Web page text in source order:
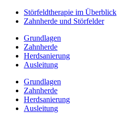
Störfeldtherapie im Überblick
Zahnherde und Störfelder
Grundlagen
Zahnherde
Herdsanierung
Ausleitung
Grundlagen
Zahnherde
Herdsanierung
Ausleitung